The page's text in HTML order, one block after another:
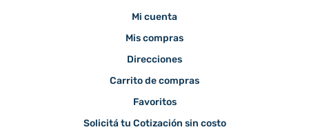
Mi cuenta
Mis compras
Direcciones
Carrito de compras
Favoritos
Solicitá tu Cotización sin costo